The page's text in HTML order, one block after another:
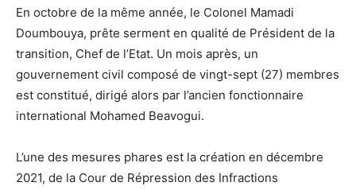
En octobre de la même année, le Colonel Mamadi
Doumbouya, prête serment en qualité de Président de la
transition, Chef de l’Etat. Un mois après, un
gouvernement civil composé de vingt-sept (27) membres
est constitué, dirigé alors par l’ancien fonctionnaire
international Mohamed Beavogui.
L’une des mesures phares est la création en décembre
2021, de la Cour de Répression des Infractions